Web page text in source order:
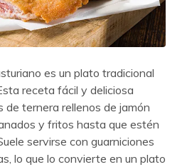
es un plato tradicional
receta fácil y deliciosa
ternera rellenos de jamón
y fritos hasta que estén
servirse con guarniciones
lo que lo convierte en un plato